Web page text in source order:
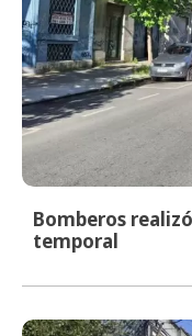
Bomberos
temporal